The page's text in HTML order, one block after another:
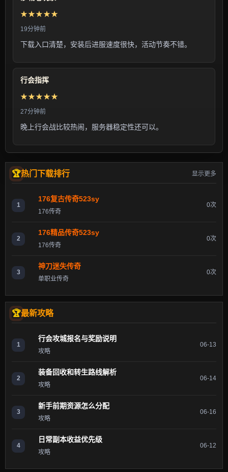
★★★★★
19分钟前
下载入口清楚，安装后进服速度很快，活动节奏不错。
行会指挥
★★★★★
27分钟前
晚上行会战比较热闹，服务器稳定性还可以。
热门下载排行 显示更多
1
176复古传奇523sy
176传奇
0次
2
176精品传奇523sy
176传奇
0次
3
神刀迷失传奇
单职业传奇
0次
最新攻略
1
行会攻城报名与奖励说明
攻略
06-13
2
装备回收和转生路线解析
攻略
06-14
3
新手前期资源怎么分配
攻略
06-16
4
日常副本收益优先级
攻略
06-12